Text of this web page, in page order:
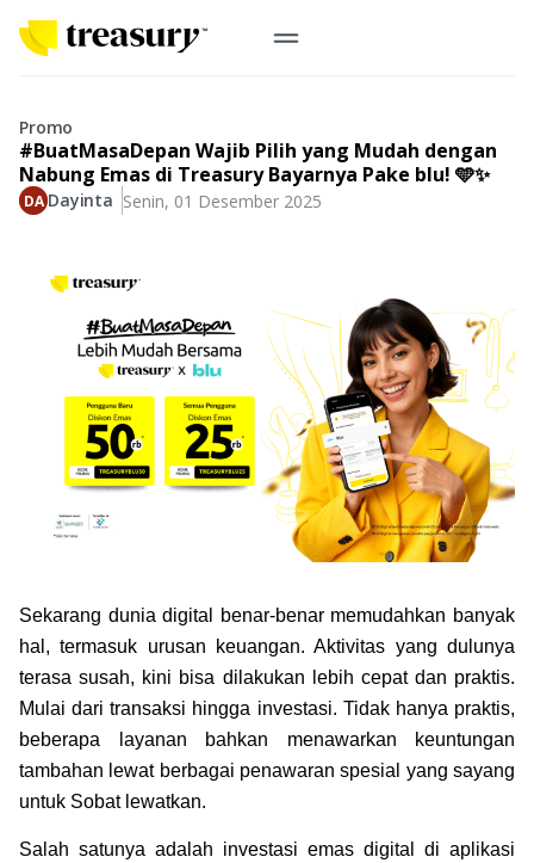
Emas Fisik
Antam, UBS
Koin Emas
Koin Nusantara, Lunar & Custom
Perhiasan
From Story
Buyback
Jual emas kamu ke Treasury
Event
Perusahaan
Gold for Good
Berkontribusi pada hal yang benar-benar berarti
#BuatMasaDepan
Green Gold
Profile
Tata Kelola
Indonesia
Indonesia
Promo
#BuatMasaDepan Wajib Pilih yang Mudah dengan
Nabung Emas di Treasury Bayarnya Pake blu! 🩵✨
Dayinta Senin, 01 Desember 2025
Sekarang dunia digital benar-benar memudahkan banyak
hal, termasuk urusan keuangan. Aktivitas yang dulunya
terasa susah, kini bisa dilakukan lebih cepat dan praktis.
Mulai dari transaksi hingga investasi. Tidak hanya praktis,
beberapa layanan bahkan menawarkan keuntungan
tambahan lewat berbagai penawaran spesial yang sayang
untuk Sobat lewatkan.
Salah satunya adalah investasi emas digital di aplikasi